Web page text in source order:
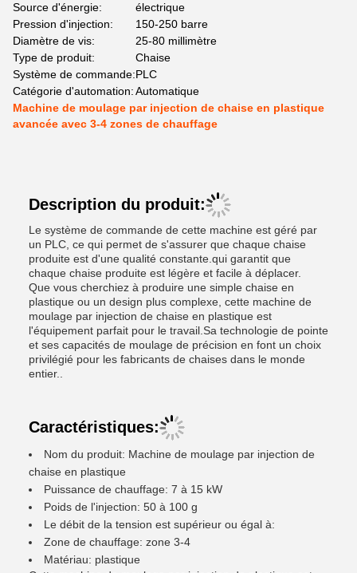
Source d'énergie:
électrique
Pression d'injection:
150-250 barre
Diamètre de vis:
25-80 millimètre
Type de produit:
Chaise
Système de commande:PLC
Catégorie d'automation:Automatique
Machine de moulage par injection de chaise en plastique
avancée avec 3-4 zones de chauffage
Description du produit:
Le système de commande de cette machine est géré par
un PLC, ce qui permet de s'assurer que chaque chaise
produite est d'une qualité constante.qui garantit que
chaque chaise produite est légère et facile à déplacer.
Que vous cherchiez à produire une simple chaise en
plastique ou un design plus complexe, cette machine de
moulage par injection de chaise en plastique est
l'équipement parfait pour le travail.Sa technologie de pointe
et ses capacités de moulage de précision en font un choix
privilégié pour les fabricants de chaises dans le monde
entier..
Caractéristiques:
Nom du produit: Machine de moulage par injection de
chaise en plastique
Puissance de chauffage: 7 à 15 kW
Poids de l'injection: 50 à 100 g
Le débit de la tension est supérieur ou égal à:
Zone de chauffage: zone 3-4
Matériau: plastique